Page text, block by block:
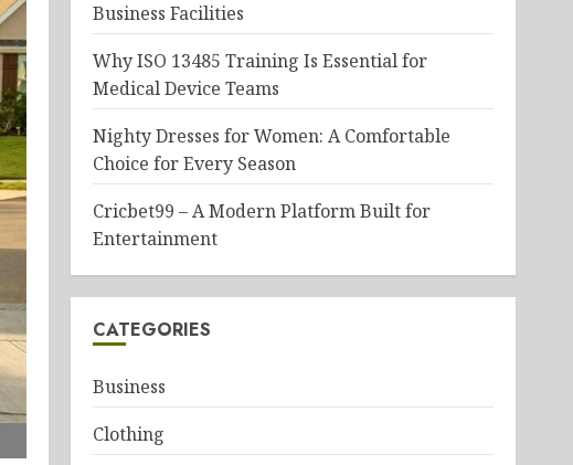
Business Facilities
Why ISO 13485 Training Is Essential for
Medical Device Teams
Nighty Dresses for Women: A Comfortable
Choice for Every Season
Cricbet99 – A Modern Platform Built for
Entertainment
CATEGORIES
Business
Clothing